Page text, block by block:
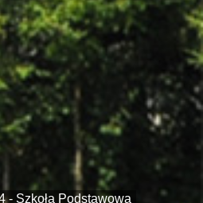
- Szkoła Podstawowa